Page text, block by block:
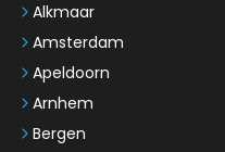
Alkmaar
Amsterdam
Apeldoorn
Arnhem
Bergen